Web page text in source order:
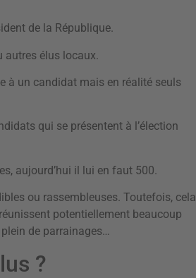
de la République.
autres élus locaux.
à un candidat mais en réalité seuls
qui se présentent à l’élection
aujourd’hui il lui en faut 500.
ou rassembleuses. Toutefois, cela
potentiellement beaucoup
de parrainages…
?